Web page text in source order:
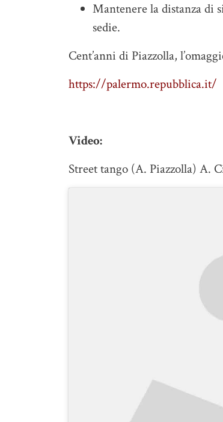
Mantenere la distanza di
sedie.
Cent’anni di Piazzolla,
https://palermo.repubblica.it/
Video:
Street tango (A. Piazzolla) A.